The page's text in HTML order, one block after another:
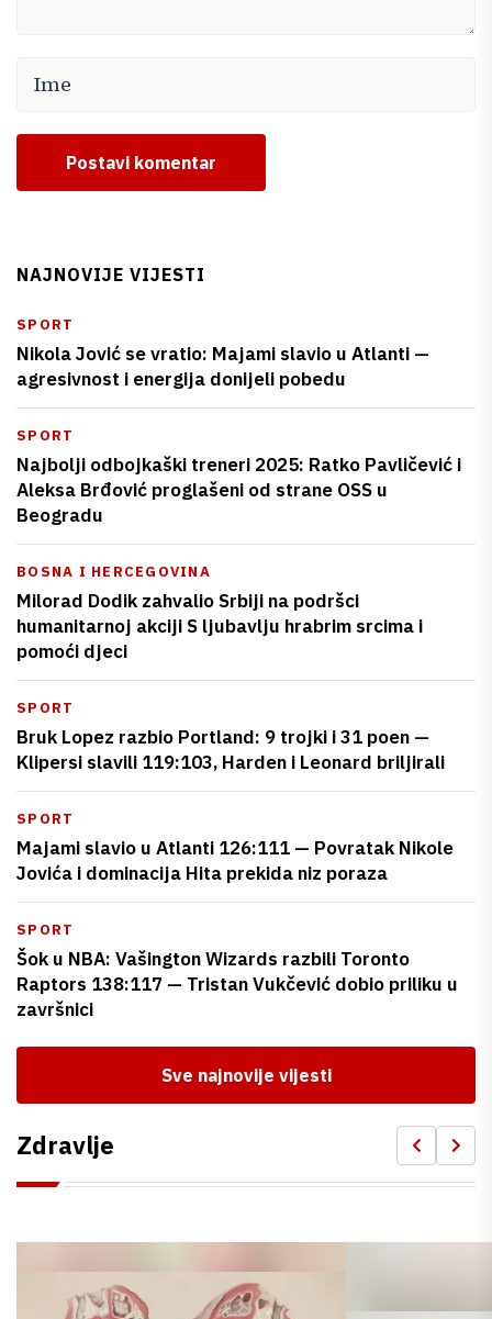
Postavi komentar
NAJNOVIJE VIJESTI
SPORT
Nikola Jović se vratio: Majami slavio u Atlanti —
agresivnost i energija donijeli pobedu
SPORT
Najbolji odbojkaški treneri 2025: Ratko Pavličević i
Aleksa Brđović proglašeni od strane OSS u
Beogradu
BOSNA I HERCEGOVINA
Milorad Dodik zahvalio Srbiji na podršci
humanitarnoj akciji S ljubavlju hrabrim srcima i
pomoći djeci
SPORT
Bruk Lopez razbio Portland: 9 trojki i 31 poen —
Klipersi slavili 119:103, Harden i Leonard briljirali
SPORT
Majami slavio u Atlanti 126:111 — Povratak Nikole
Jovića i dominacija Hita prekida niz poraza
SPORT
Šok u NBA: Vašington Wizards razbili Toronto
Raptors 138:117 — Tristan Vukčević dobio priliku u
završnici
Sve najnovije vijesti
Zdravlje